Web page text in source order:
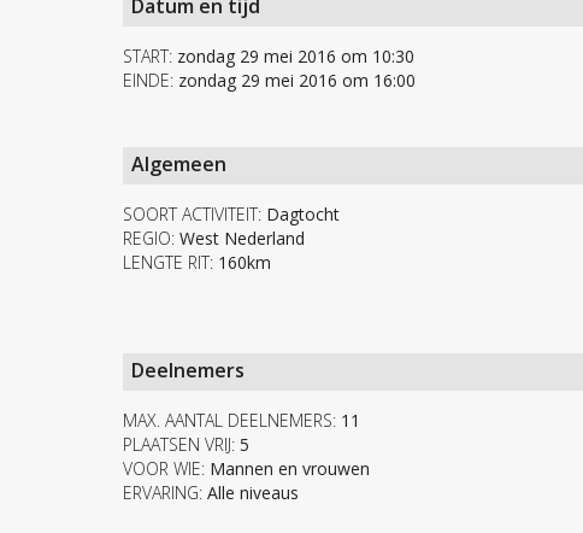
Datum en tijd
START: zondag 29 mei 2016 om 10:30
EINDE: zondag 29 mei 2016 om 16:00
Algemeen
SOORT ACTIVITEIT: Dagtocht
REGIO: West Nederland
LENGTE RIT: 160km
Deelnemers
MAX. AANTAL DEELNEMERS: 11
PLAATSEN VRIJ: 5
VOOR WIE: Mannen en vrouwen
ERVARING: Alle niveaus